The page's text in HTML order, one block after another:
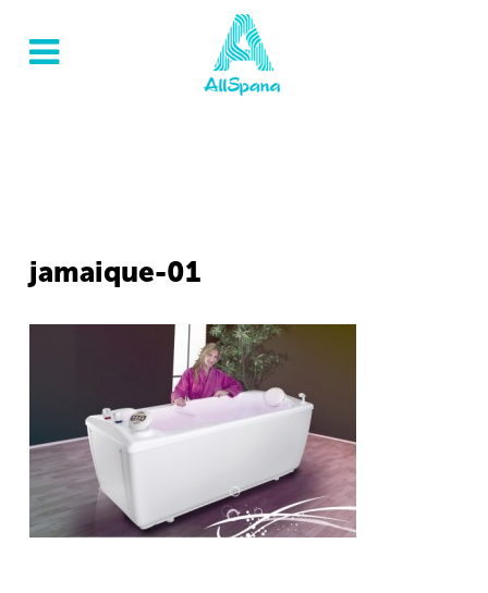
jamaique-01